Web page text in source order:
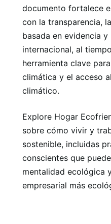
documento fortalece
con la transparencia,
basada en evidencia
internacional, al
herramienta clave
climática y el acceso
climático.
Explore Hogar
sobre cómo vivir y
sostenible, incluidas
conscientes que
mentalidad ecológica
empresarial más